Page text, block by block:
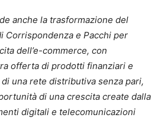
anche la trasformazione del
Corrispondenza e Pacchi per
dell’e-commerce, con
offerta di prodotti finanziari e
una rete distributiva senza pari,
di una crescita create dalla
digitali e telecomunicazioni